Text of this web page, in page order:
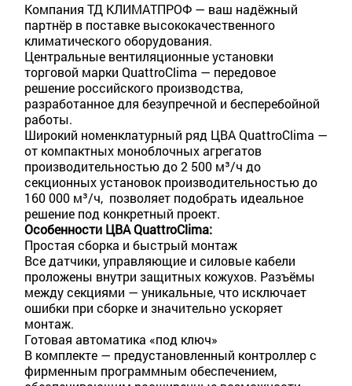
Компания ТД КЛИМАТПРОФ — ваш надёжный
партнёр в поставке высококачественного
климатического оборудования.
Центральные вентиляционные установки
торговой марки QuattroClima — передовое
решение российского производства,
разработанное для безупречной и бесперебойной
работы.
Широкий номенклатурный ряд ЦВА QuattroClima —
от компактных моноблочных агрегатов
производительностью до 2 500 м³/ч до
секционных установок производительностью до
160 000 м³/ч, позволяет подобрать идеальное
решение под конкретный проект.
Особенности ЦВА QuattroClima:
Простая сборка и быстрый монтаж
Все датчики, управляющие и силовые кабели
проложены внутри защитных кожухов. Разъёмы
между секциями — уникальные, что исключает
ошибки при сборке и значительно ускоряет
монтаж.
Готовая автоматика «под ключ»
В комплекте — предустановленный контроллер с
фирменным программным обеспечением,